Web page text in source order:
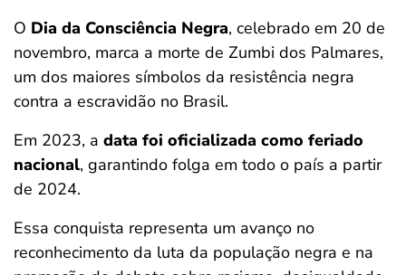
O Dia da Consciência Negra, celebrado em 20 de
novembro, marca a morte de Zumbi dos Palmares,
um dos maiores símbolos da resistência negra
contra a escravidão no Brasil.
Em 2023, a data foi oficializada como feriado
nacional, garantindo folga em todo o país a partir
de 2024.
Essa conquista representa um avanço no
reconhecimento da luta da população negra e na